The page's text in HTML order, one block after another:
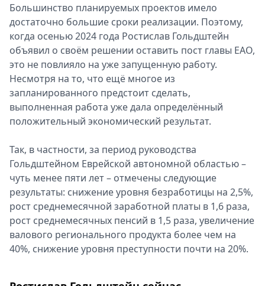
Большинство планируемых проектов имело
достаточно большие сроки реализации. Поэтому,
когда осенью 2024 года Ростислав Гольдштейн
объявил о своём решении оставить пост главы ЕАО,
это не повлияло на уже запущенную работу.
Несмотря на то, что ещё многое из
запланированного предстоит сделать,
выполненная работа уже дала определённый
положительный экономический результат.
Так, в частности, за период руководства
Гольдштейном Еврейской автономной областью –
чуть менее пяти лет – отмечены следующие
результаты: снижение уровня безработицы на 2,5%,
рост среднемесячной заработной платы в 1,6 раза,
рост среднемесячных пенсий в 1,5 раза, увеличение
валового регионального продукта более чем на
40%, снижение уровня преступности почти на 20%.